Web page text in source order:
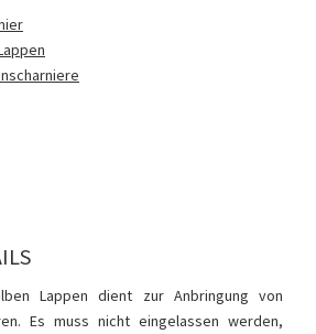
Lappen dient zur Anbringung von
Es muss nicht eingelassen werden,